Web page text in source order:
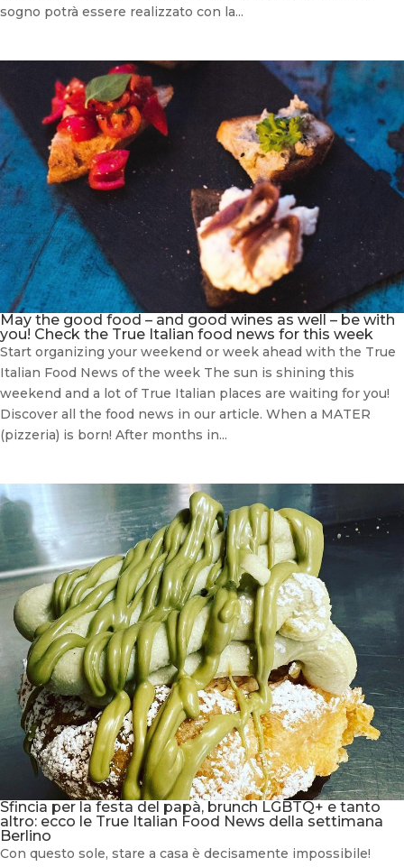
sogno potrà essere realizzato con la...
May the good food – and good wines as well – be with
you! Check the True Italian food news for this week
Start organizing your weekend or week ahead with the True
Italian Food News of the week The sun is shining this
weekend and a lot of True Italian places are waiting for you!
Discover all the food news in our article. When a MATER
(pizzeria) is born! After months in...
Sfincia per la festa del papà, brunch LGBTQ+ e tanto
altro: ecco le True Italian Food News della settimana
Berlino
Con questo sole, stare a casa è decisamente impossibile!